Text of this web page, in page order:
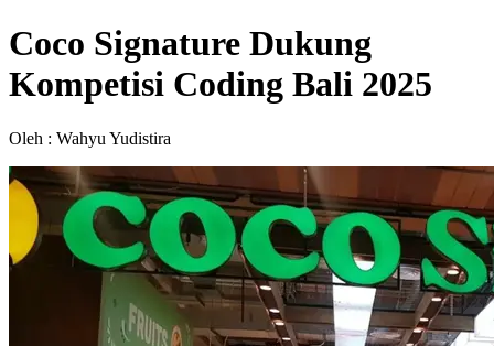
Coco Signature Dukung
Kompetisi Coding Bali 2025
Oleh : Wahyu Yudistira